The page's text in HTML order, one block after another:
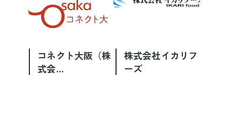
コネクト大阪（株
式会...
株式会社イカリフ
ーズ